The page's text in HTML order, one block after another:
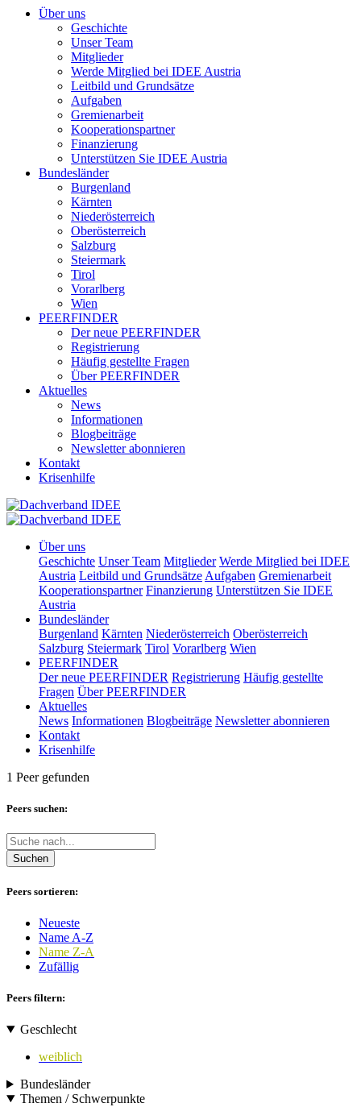
Über uns
Geschichte
Unser Team
Mitglieder
Werde Mitglied bei IDEE Austria
Leitbild und Grundsätze
Aufgaben
Gremienarbeit
Kooperationspartner
Finanzierung
Unterstützen Sie IDEE Austria
Bundesländer
Burgenland
Kärnten
Niederösterreich
Oberösterreich
Salzburg
Steiermark
Tirol
Vorarlberg
Wien
PEERFINDER
Der neue PEERFINDER
Registrierung
Häufig gestellte Fragen
Über PEERFINDER
Aktuelles
News
Informationen
Blogbeiträge
Newsletter abonnieren
Kontakt
Krisenhilfe
Über uns
Geschichte Unser Team Mitglieder Werde Mitglied bei IDEE
Austria Leitbild und Grundsätze Aufgaben Gremienarbeit
Kooperationspartner Finanzierung Unterstützen Sie IDEE
Austria
Bundesländer
Burgenland Kärnten Niederösterreich Oberösterreich
Salzburg Steiermark Tirol Vorarlberg Wien
PEERFINDER
Der neue PEERFINDER Registrierung Häufig gestellte
Fragen Über PEERFINDER
Aktuelles
News Informationen Blogbeiträge Newsletter abonnieren
Kontakt
Krisenhilfe
1 Peer gefunden
Peers suchen:
Suchen
Peers sortieren:
Neueste
Name A-Z
Name Z-A
Zufällig
Peers filtern:
Geschlecht
weiblich
Bundesländer
Themen / Schwerpunkte